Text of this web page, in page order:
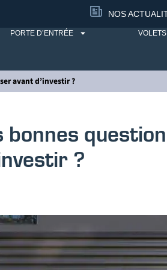
NOS
PORTE D’ENTRÉE VOLETS
avant d’investir ?
bonnes
?